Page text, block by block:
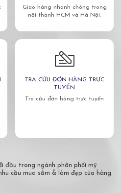
Giao hàng nhanh chóng trong
nội thành HCM và Hà Nội.
TRA CỨU ĐƠN HÀNG TRỰC
TUYẾN
Tra cứu đơn hàng trực tuyến
đầu trong ngành phân phối mỹ
cầu mua sắm & làm đẹp của hàng